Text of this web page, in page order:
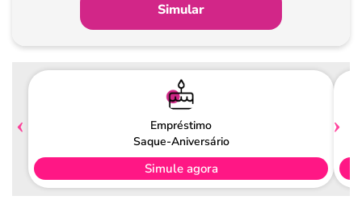
Pagamento
Simular
Empréstimo
Saque-Aniversário
Simule agora